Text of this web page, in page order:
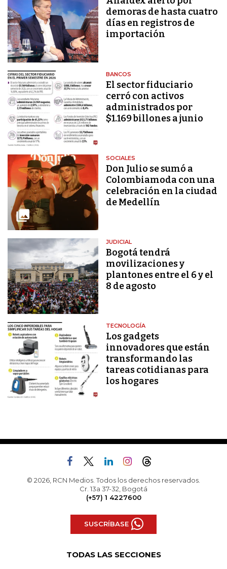
demoras de hasta cuatro
días en registros de
importación
BANCOS
El sector fiduciario
cerró con activos
administrados por
$1.169 billones a junio
SOCIALES
Don Julio se sumó a
Colombiamoda con una
celebración en la ciudad
de Medellín
JUDICIAL
Bogotá tendrá
movilizaciones y
plantones entre el 6 y el
8 de agosto
TECNOLOGÍA
Los gadgets
innovadores que están
transformando las
tareas cotidianas para
los hogares
© 2026, RCN Medios. Todos los derechos reservados.
Cr. 13a 37-32, Bogotá
(+57) 1 4227600
SUSCRÍBASE
TODAS LAS SECCIONES